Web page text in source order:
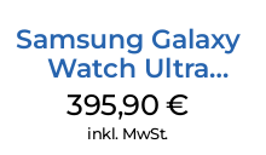
Samsung Galaxy
Watch Ultra
Titanium Gray
395,90€
inkl. MwSt.